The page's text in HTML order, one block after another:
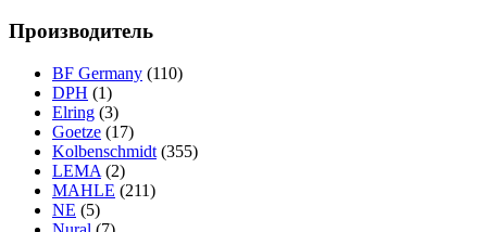
Производитель
BF Germany (110)
DPH (1)
Elring (3)
Goetze (17)
Kolbenschmidt (355)
LEMA (2)
MAHLE (211)
NE (5)